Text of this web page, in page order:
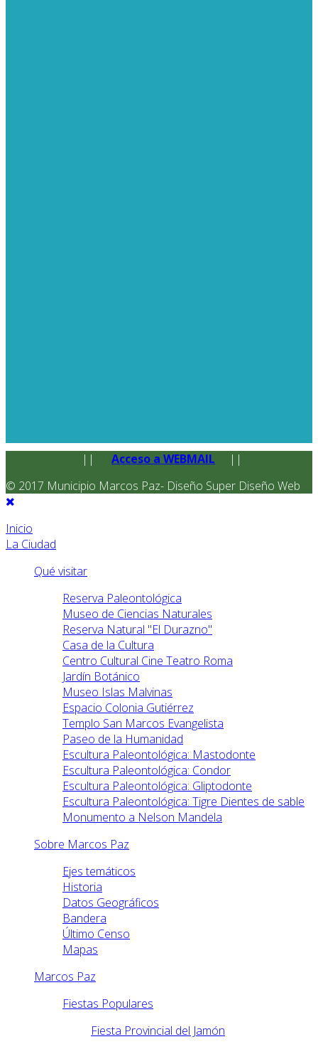
|| Acceso a WEBMAIL
||
© 2017 Municipio Marcos Paz- Diseño Super Diseño Web
Inicio
La Ciudad
Qué visitar
Reserva Paleontológica
Museo de Ciencias Naturales
Reserva Natural "El Durazno"
Casa de la Cultura
Centro Cultural Cine Teatro Roma
Jardín Botánico
Museo Islas Malvinas
Espacio Colonia Gutiérrez
Templo San Marcos Evangelista
Paseo de la Humanidad
Escultura Paleontológica: Mastodonte
Escultura Paleontológica: Condor
Escultura Paleontológica: Gliptodonte
Escultura Paleontológica: Tigre Dientes de sable
Monumento a Nelson Mandela
Sobre Marcos Paz
Ejes temáticos
Historia
Datos Geográficos
Bandera
Último Censo
Mapas
Marcos Paz
Fiestas Populares
Fiesta Provincial del Jamón